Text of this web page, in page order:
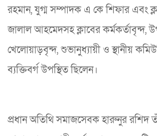
রহমান, যুগ্ম সম্পাদক এ কে শিফার এবং
জালাল আহমেদসহ ক্লাবের কর্মকর্তাবৃন্দ,
খেলোয়াড়বৃন্দ, শুভানুধ্যায়ী ও স্থানীয়
ব্যক্তিবর্গ উপস্থিত ছিলেন।
প্রধান অতিথি সমাজসেবক হারুনুর রশিদ